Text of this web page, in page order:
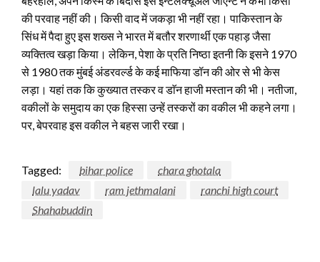
की परवाह नहीं की। किसी वाद में जकड़ा भी नहीं रहा। पाकिस्तान के
सिंध में पैदा हुए इस शख्स ने भारत में बतौर शरणार्थी एक पहाड़ जैसा
व्यक्तित्व खड़ा किया। लेकिन, पेशा के प्रति निष्ठा इतनी कि इसने 1970
से 1980 तक मुंबई अंडरवर्ल्ड के कई माफिया डॉन की ओर से भी केस
लड़ा। यहां तक कि कुख्यात तस्कर व डाॅन हाजी मस्तान की भी। नतीजा,
वकीलों के समुदाय का एक हिस्सा उन्हें तस्करों का वकील भी कहने लगा।
पर, बेपरवाह इस वकील ने बहस जारी रखा।
Tagged: bihar police
chara ghotala
lalu yadav
ram jethmalani
ranchi high court
Shahabuddin